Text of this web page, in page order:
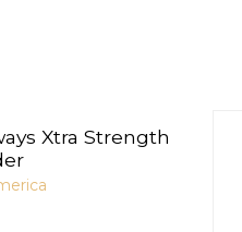
Xtra Strength